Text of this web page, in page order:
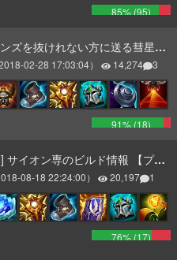
85% (95)
を抜けれない方に送る彗星supサイオン
02-28 17:03:04） 14,274 3
91% (18)
オン専のビルド情報 【プラチナ】
08-18 22:24:00） 20,197 1
76% (17)